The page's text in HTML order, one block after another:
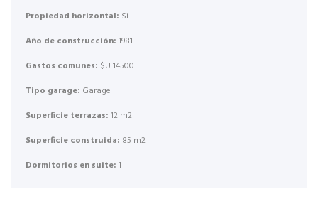
Propiedad horizontal: Si
Año de construcción: 1981
Gastos comunes: $U 14500
Tipo garage: Garage
Superficie terrazas: 12 m2
Superficie construida: 85 m2
Dormitorios en suite: 1